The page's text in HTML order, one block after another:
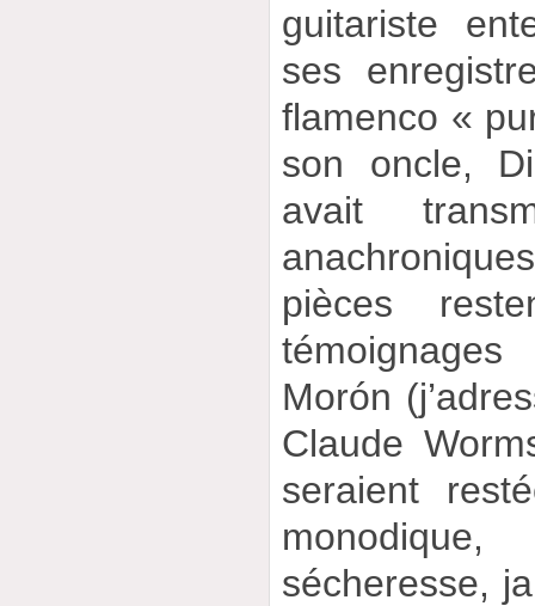
guitariste
ses
flamenco «
son oncle,
avait
pièces
Morón
Claude
seraient
sécheresse,